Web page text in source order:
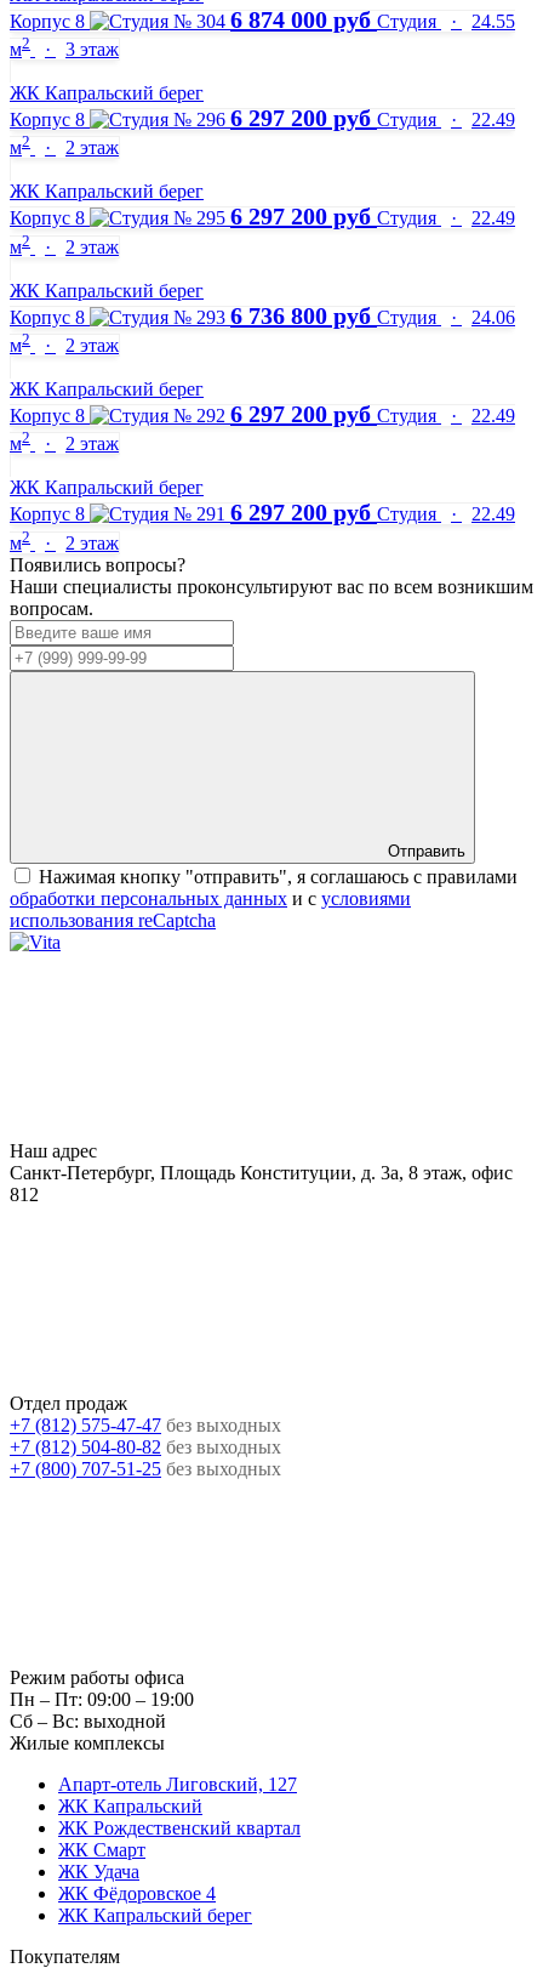
Корпус 8
6 874 000 руб Студия ·
24.55
м2 · 3 этаж
ЖК Капральский берег
Корпус 8
6 297 200 руб Студия ·
22.49
м2 · 2 этаж
ЖК Капральский берег
Корпус 8
6 297 200 руб Студия ·
22.49
м2 · 2 этаж
ЖК Капральский берег
Корпус 8
6 736 800 руб Студия ·
24.06
м2 · 2 этаж
ЖК Капральский берег
Корпус 8
6 297 200 руб Студия ·
22.49
м2 · 2 этаж
ЖК Капральский берег
Корпус 8
6 297 200 руб Студия ·
22.49
м2 ·
2 этаж
Появились вопросы?
Наши специалисты проконсультируют вас по всем возникшим
вопросам.
Отправить
Нажимая кнопку "отправить", я соглашаюсь с правилами
обработки персональных данных и с условиями
использования reCaptcha
Наш адрес
Санкт-Петербург, Площадь Конституции, д. 3а, 8 этаж, офис
812
Отдел продаж
+7 (812) 575-47-47 без выходных
+7 (812) 504-80-82 без выходных
+7 (800) 707-51-25 без выходных
Режим работы офиса
Пн – Пт: 09:00 – 19:00
Сб – Вс: выходной
Жилые комплексы
Апарт-отель Лиговский, 127
ЖК Капральский
ЖК Рождественский квартал
ЖК Смарт
ЖК Удача
ЖК Фёдоровское 4
ЖК Капральский берег
Покупателям